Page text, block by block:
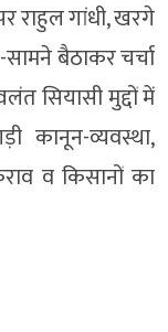
राहुल गांधी, खरगे
बैठाकर चर्चा
सियासी मुद्दों में
कानून-व्यवस्था,
व किसानों का